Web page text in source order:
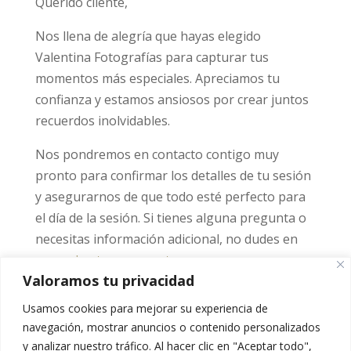
Valoramos tu privacidad
Usamos cookies para mejorar su experiencia de
navegación, mostrar anuncios o contenido personalizados
y analizar nuestro tráfico. Al hacer clic en "Aceptar todo",
Nos llena de alegría que hayas elegido
Valentina Fotografías para capturar tus
momentos más especiales. Apreciamos tu
confianza y estamos ansiosos por crear juntos
recuerdos inolvidables.
Nos pondremos en contacto contigo muy
pronto para confirmar los detalles de tu sesión
y asegurarnos de que todo esté perfecto para
el día de la sesión. Si tienes alguna pregunta o
necesitas información adicional, no dudes en
comunicarte con nosotros
Gracias de nuevo por elegirnos. ¡Nos vemos
pronto!